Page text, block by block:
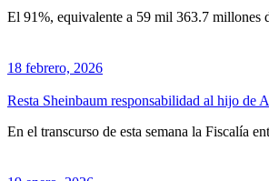
El 91%, equivalente a 59 mil 363.7 millones
18 febrero, 2026
Resta Sheinbaum responsabilidad al hijo de
En el transcurso de esta semana la Fiscalía